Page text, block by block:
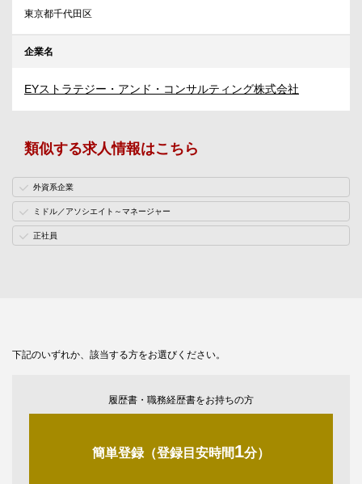
東京都千代田区
企業名
EYストラテジー・アンド・コンサルティング株式会社
類似する求人情報はこちら
外資系企業
ミドル／アソシエイト～マネージャー
正社員
下記のいずれか、該当する方をお選びください。
履歴書・職務経歴書をお持ちの方
簡単登録（登録目安時間1分）